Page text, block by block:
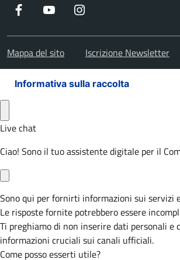
Facebook Youtube
Mappa del sito Iscrizione Newsletter
Informativa sulla raccolta